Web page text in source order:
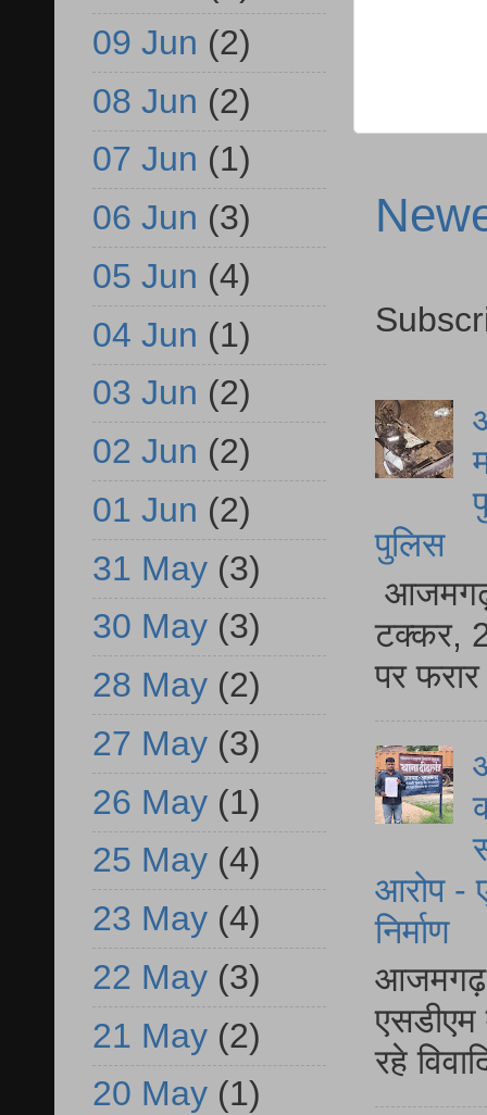
पुलिस
आजमगढ़
टक्कर,
पर
आरोप -
निर्माण
आजमगढ़
एसडीएम
रहे
09 Jun (2)
08 Jun (2)
07 Jun (1)
06 Jun (3)
05 Jun (4)
04 Jun (1)
03 Jun (2)
02 Jun (2)
01 Jun (2)
31 May (3)
30 May (3)
28 May (2)
27 May (3)
26 May (1)
25 May (4)
23 May (4)
22 May (3)
21 May (2)
20 May (1)